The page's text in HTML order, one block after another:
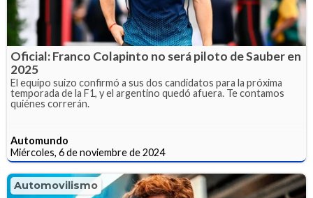
Oficial: Franco Colapinto no será piloto de Sauber en
2025
El equipo suizo confirmó a sus dos candidatos para la próxima
temporada de la F1, y el argentino quedó afuera. Te contamos
quiénes correrán.
Automundo
Miércoles, 6 de noviembre de 2024
Automovilismo